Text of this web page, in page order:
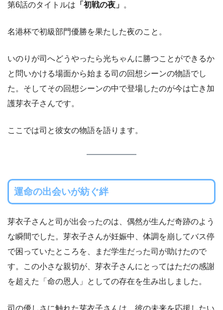
第6話のタイトルは 「初戦の夜」 。
名港杯で初級部門優勝を果たした夜のこと。
いのりが司へどうやったら光ちゃんに勝つことができるか
と問いかける場面から始まる司の回想シーンの物語でし
た。そしてその回想シーンの中で登場したのが今は亡き加
護芽衣子さんです。
ここでは司と彼女の物語を語ります。
運命の出会いが紡ぐ絆
芽衣子さんと司が出会ったのは、偶然が生んだ奇跡のよう
な瞬間でした。芽衣子さんが妊娠中、体調を崩してバス停
で困っていたところを、まだ学生だった司が助けたので
す。この小さな親切が、芽衣子さんにとってはただの感謝
を超えた「命の恩人」としての存在を生み出しました。
司の優しさに触れた芽衣子さんは、彼の未来を応援したい